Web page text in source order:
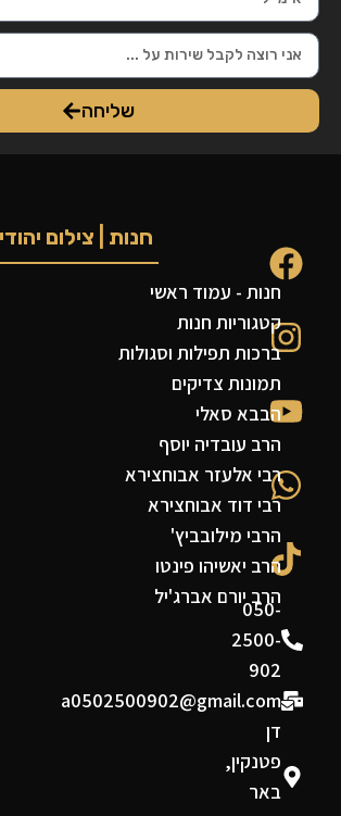
שליחה
050-
2500-
902
a0502500902@gmail.com
דן
פטנקין,
באר
חנות | צילום יהודי
חנות - עמוד ראשי
קטגוריות חנות
ברכות תפילות וסגולות
תמונות צדיקים
הבבא סאלי
הרב עובדיה יוסף
רבי אלעזר אבוחצירא
רבי דוד אבוחצירא
הרבי מילובביץ'
הרב יאשיהו פינטו
הרב יורם אברג'יל